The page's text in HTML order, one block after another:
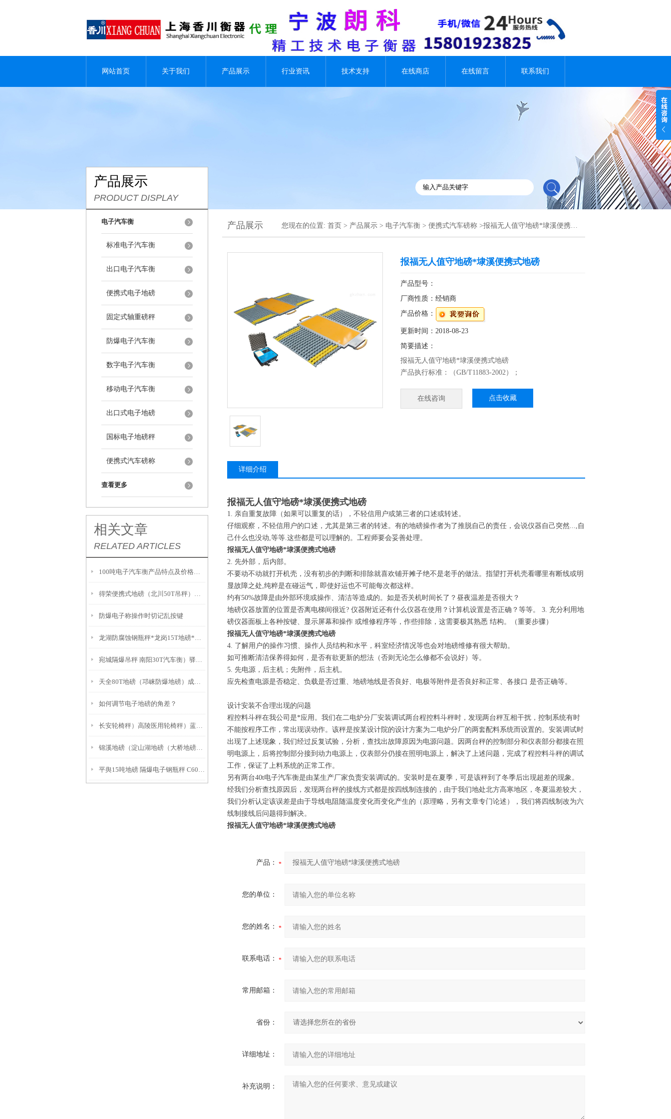
网站首页 关于我们 产品展示 行业资讯 技术支持 在线商店 在线留言 联系我们
产品展示
PRODUCT DISPLAY
电子汽车衡
标准电子汽车衡
出口电子汽车衡
便携式电子地磅
固定式轴重磅秤
防爆电子汽车衡
数字电子汽车衡
移动电子汽车衡
出口式电子地磅
国标电子地磅秤
便携式汽车磅称
查看更多
相关文章
RELATED ARTICLES
100吨电子汽车衡产品特点及价格决定因素
得荣便携式地磅（北川50T吊秤）防爆电子桌称
防爆电子称操作时切记乱按键
龙湖防腐蚀钢瓶秤*龙岗15T地磅*从化轨道称*呼中隔爆地磅
宛城隔爆吊秤 南阳30T汽车衡）驿城80T汽车衡产品简述：
天全80T地磅（邛崃防爆地磅）成华60吨吊秤）自贡20T地磅
如何调节电子地磅的角差？
长安轮椅秤）高陵医用轮椅秤）蓝田不锈钢轮椅秤
锦溪地磅（淀山湖地磅（大桥地磅）惠民地磅
平舆15吨地磅 隔爆电子钢瓶秤 C602控制仪表电子秤重量校正：
产品展示 您现在的位置: 首页 > 产品展示 > 电子汽车衡 > 便携式汽车磅称 >报福无人值守地磅*埭溪便携式地磅
报福无人值守地磅*埭溪便携式地磅
产品型号：
厂商性质：经销商
产品价格：
更新时间：2018-08-23
简要描述：
报福无人值守地磅*埭溪便携式地磅
产品执行标准：（GB/T11883-2002）；
传感器激励电源：DC 5V#177;5% ；
工作温度：-10℃~40℃
在线咨询 点击收藏
详细介绍
报福无人值守地磅*埭溪便携式地磅
1. 亲自重复故障（如果可以重复的话），不轻信用户或第三者的口述或转述。
仔细观察，不轻信用户的口述，尤其是第三者的转述。有的地磅操作者为了推脱自己的责任，会说仪器自己突然...,自
己什么也没动,等等.这些都是可以理解的。工程师要会妥善处理。
报福无人值守地磅*埭溪便携式地磅
2. 先外部，后内部。
不要动不动就打开机壳，没有初步的判断和排除就喜欢铺开摊子绝不是老手的做法。指望打开机壳看哪里有断线或明
显故障之处,纯粹是在碰运气，即使好运也不可能每次都这样。
约有50%故障是由外部环境或操作、清洁等造成的。如是否关机时间长了？昼夜温差是否很大？
地磅仪器放置的位置是否离电梯间很近? 仪器附近还有什么仪器在使用？计算机设置是否正确？等等。 3. 充分利用地
磅仪器面板上各种按键、显示屏幕和操作 或维修程序等，作些排除，这需要极其熟悉 结构。（重要步骤）
报福无人值守地磅*埭溪便携式地磅
4. 了解用户的操作习惯、操作人员结构和水平，科室经济情况等也会对地磅维修有很大帮助。
如可推断清洁保养得如何，是否有欲更新的想法（否则无论怎么修都不会说好）等。
5. 先电源，后主机；先附件，后主机。
应先检查电源是否稳定、负载是否过重、地磅地线是否良好、电极等附件是否良好和正常、各接口 是否正确等。
设计安装不合理出现的问题
程控料斗秤在我公司是*应用。我们在二电炉分厂安装调试两台程控料斗秤时，发现两台秤互相干扰，控制系统有时
不能按程序工作，常出现误动作。该秤是按某设计院的设计方案为二电炉分厂的两套配料系统而设置的。安装调试时
出现了上述现象，我们经过反复试验，分析，查找出故障原因为电源问题。因两台秤的控制部分和仪表部分都接在照
明电源上，后将控制部分接到动力电源上，仪表部分仍接在照明电源上，解决了上述问题，完成了程控料斗秤的调试
工作，保证了上料系统的正常工作。
另有两台40t电子汽车衡是由某生产厂家负责安装调试的。安装时是在夏季，可是该秤到了冬季后出现超差的现象。
经我们分析查找原因后，发现两台秤的接线方式都是按四线制连接的，由于我们地处北方高寒地区，冬夏温差较大，
我们分析认定该误差是由于导线电阻随温度变化而变化产生的（原理略，另有文章专门论述），我们将四线制改为六
线制接线后问题得到解决。
报福无人值守地磅*埭溪便携式地磅
产品：
您的单位：
您的姓名：
联系电话：
常用邮箱：
省份：
详细地址：
补充说明：